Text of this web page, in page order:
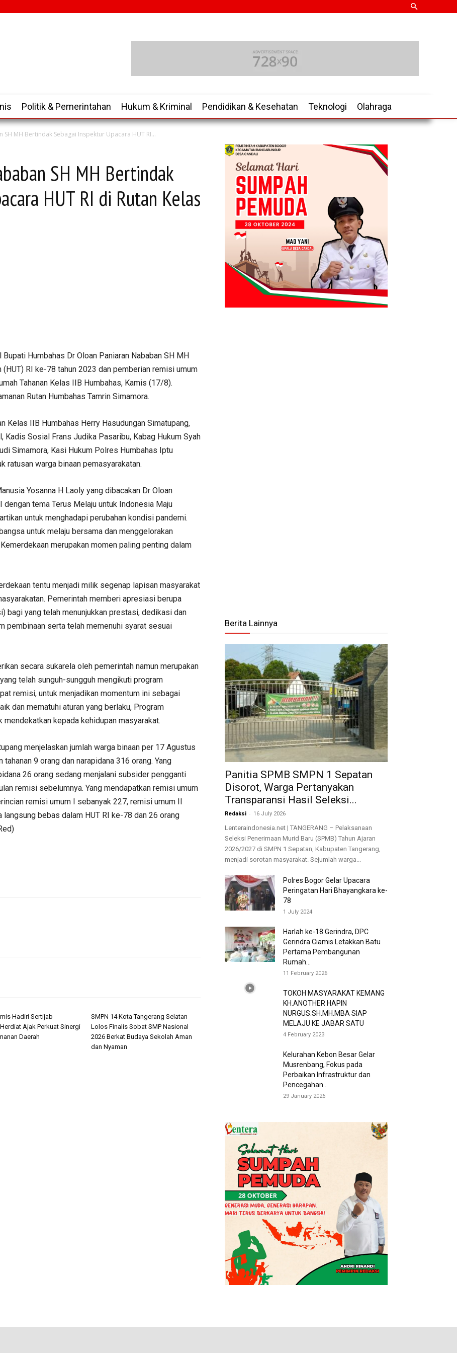
Politik & Pemerintahan Hukum & Kriminal Pendidikan & Kesehatan Teknologi Olahraga
MH Bertindak Sebagai Inspektur Upacara HUT RI...
SH MH Bertindak
HUT RI di Rutan Kelas
Bupati Humbahas Dr Oloan Paniaran Nababan SH MH
(HUT) RI ke-78 tahun 2023 dan pemberian remisi umum
Tahanan Kelas IIB Humbahas, Kamis (17/8).
Rutan Humbahas Tamrin Simamora.
Kelas IIB Humbahas Herry Hasudungan Simatupang,
Kadis Sosial Frans Judika Pasaribu, Kabag Hukum Syah
Simamora, Kasi Hukum Polres Humbahas Iptu
ratusan warga binaan pemasyarakatan.
Yosanna H Laoly yang dibacakan Dr Oloan
dengan tema Terus Melaju untuk Indonesia Maju
untuk menghadapi perubahan kondisi pandemi.
untuk melaju bersama dan menggelorakan
merupakan momen paling penting dalam
tentu menjadi milik segenap lapisan masyarakat
Pemerintah memberi apresiasi berupa
bagi yang telah menunjukkan prestasi, dedikasi dan
pembinaan serta telah memenuhi syarat sesuai
secara sukarela oleh pemerintah namun merupakan
telah sunguh-sungguh mengikuti program
remisi, untuk menjadikan momentum ini sebagai
dan mematuhi aturan yang berlaku, Program
kepada kehidupan masyarakat.
menjelaskan jumlah warga binaan per 17 Agustus
9 orang dan narapidana 316 orang. Yang
26 orang sedang menjalani subsider pengganti
remisi sebelumnya. Yang mendapatkan remisi umum
remisi umum I sebanyak 227, remisi umum II
langsung bebas dalam HUT RI ke-78 dan 26 orang
Hadiri Sertijab
Ajak Perkuat Sinergi
Daerah
SMPN 14 Kota Tangerang Selatan
Lolos Finalis Sobat SMP Nasional
2026 Berkat Budaya Sekolah Aman
dan Nyaman
Berita Lainnya
Panitia SPMB SMPN 1 Sepatan
Disorot, Warga Pertanyakan
Transparansi Hasil Seleksi...
Redaksi - 16 July 2026
Lenteraindonesia.net | TANGERANG – Pelaksanaan
Seleksi Penerimaan Murid Baru (SPMB) Tahun Ajaran
2026/2027 di SMPN 1 Sepatan, Kabupaten Tangerang,
menjadi sorotan masyarakat. Sejumlah warga...
Polres Bogor Gelar Upacara
Peringatan Hari Bhayangkara ke-
78
1 July 2024
Harlah ke-18 Gerindra, DPC
Gerindra Ciamis Letakkan Batu
Pertama Pembangunan
Rumah...
11 February 2026
TOKOH MASYARAKAT KEMANG
KH.ANOTHER HAPIN
NURGUS.SH.MH.MBA SIAP
MELAJU KE JABAR SATU
4 February 2023
Kelurahan Kebon Besar Gelar
Musrenbang, Fokus pada
Perbaikan Infrastruktur dan
Pencegahan...
29 January 2026